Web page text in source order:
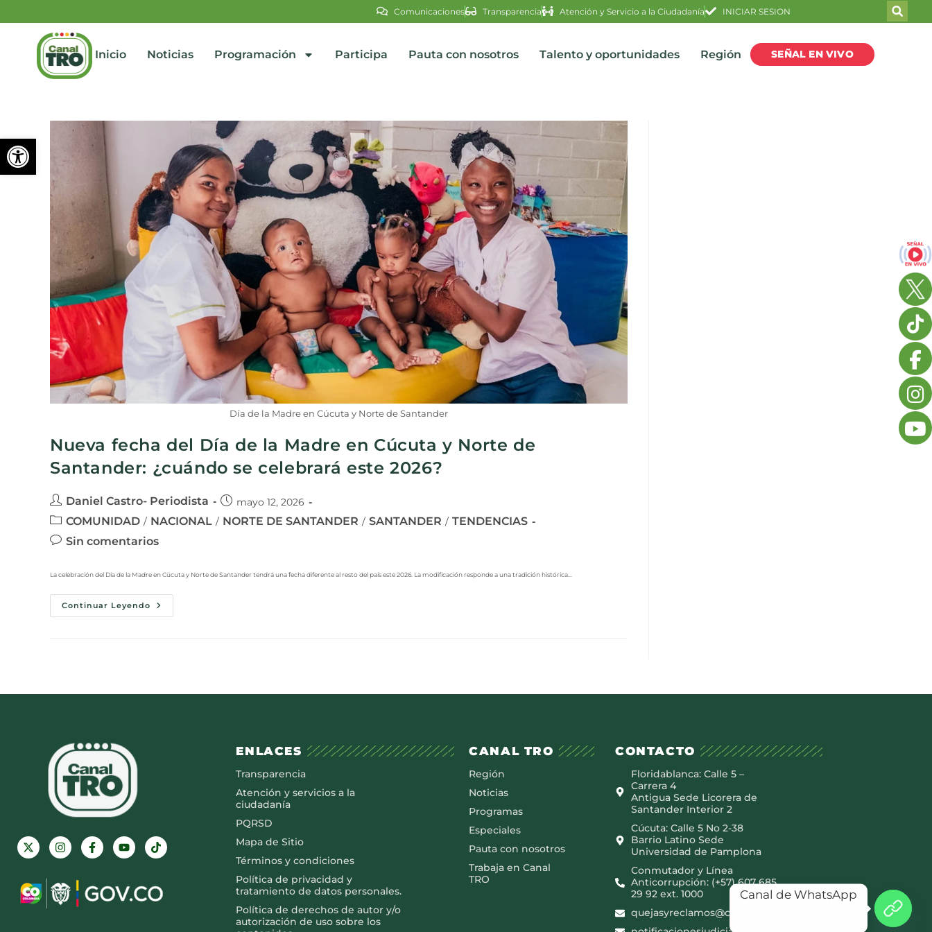
Abrir barra de herramientas
Comunicaciones Transparencia Atención y Servicio a la Ciudadanía INICIAR SESION
Inicio Noticias Programación Participa Pauta con nosotros Talento y oportunidades Región SEÑAL EN VIVO
Día de la Madre en Cúcuta y Norte de Santander
Nueva fecha del Día de la Madre en Cúcuta y Norte de
Santander: ¿cuándo se celebrará este 2026?
Daniel Castro- Periodista mayo 12, 2026
COMUNIDAD / NACIONAL / NORTE DE SANTANDER / SANTANDER / TENDENCIAS
Sin comentarios
La celebración del Día de la Madre en Cúcuta y Norte de Santander tendrá una fecha diferente al resto del país este 2026. La modificación responde a una tradición histórica…
Continuar Leyendo
ENLACES
Transparencia
Atención y servicios a la
ciudadanía
PQRSD
Mapa de Sitio
Términos y condiciones
Política de privacidad y
tratamiento de datos personales.
Política de derechos de autor y/o
autorización de uso sobre los
CANAL TRO
Región
Noticias
Programas
Especiales
Pauta con nosotros
Trabaja en Canal
TRO
CONTACTO
Floridablanca: Calle 5 –
Carrera 4
Antigua Sede Licorera de
Santander Interior 2
Cúcuta: Calle 5 No 2-38
Barrio Latino Sede
Universidad de Pamplona
Conmutador y Línea
Anticorrupción: (+57) 607 685
29 92 ext. 1000
quejasyreclamos@canaltro.com
Canal de WhatsApp